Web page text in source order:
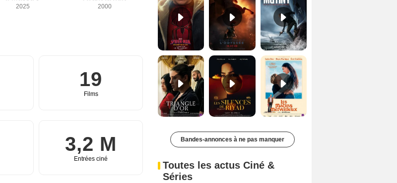
2025 2000
19
Films
3,2 M
Entrées ciné
Les Silences de Riyad Bande-annonce VO STFR Les Matins merveilleux Bande-annonce VF
Bandes-annonces à ne pas manquer
Toutes les actus Ciné &
Séries